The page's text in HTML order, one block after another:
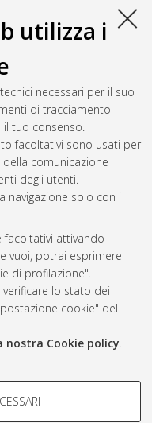
utilizza i
necessari per il suo
di tracciamento
tuo consenso.
facoltativi sono usati per
comunicazione
degli utenti.
navigazione solo con i
facoltativi attivando
vuoi, potrai esprimere
di profilazione".
lo stato dei
cookie" del
nostra Cookie policy.
Corso di Studio in
DM509], Documento
Sat Aug 8 08:53:03 2026
CEST